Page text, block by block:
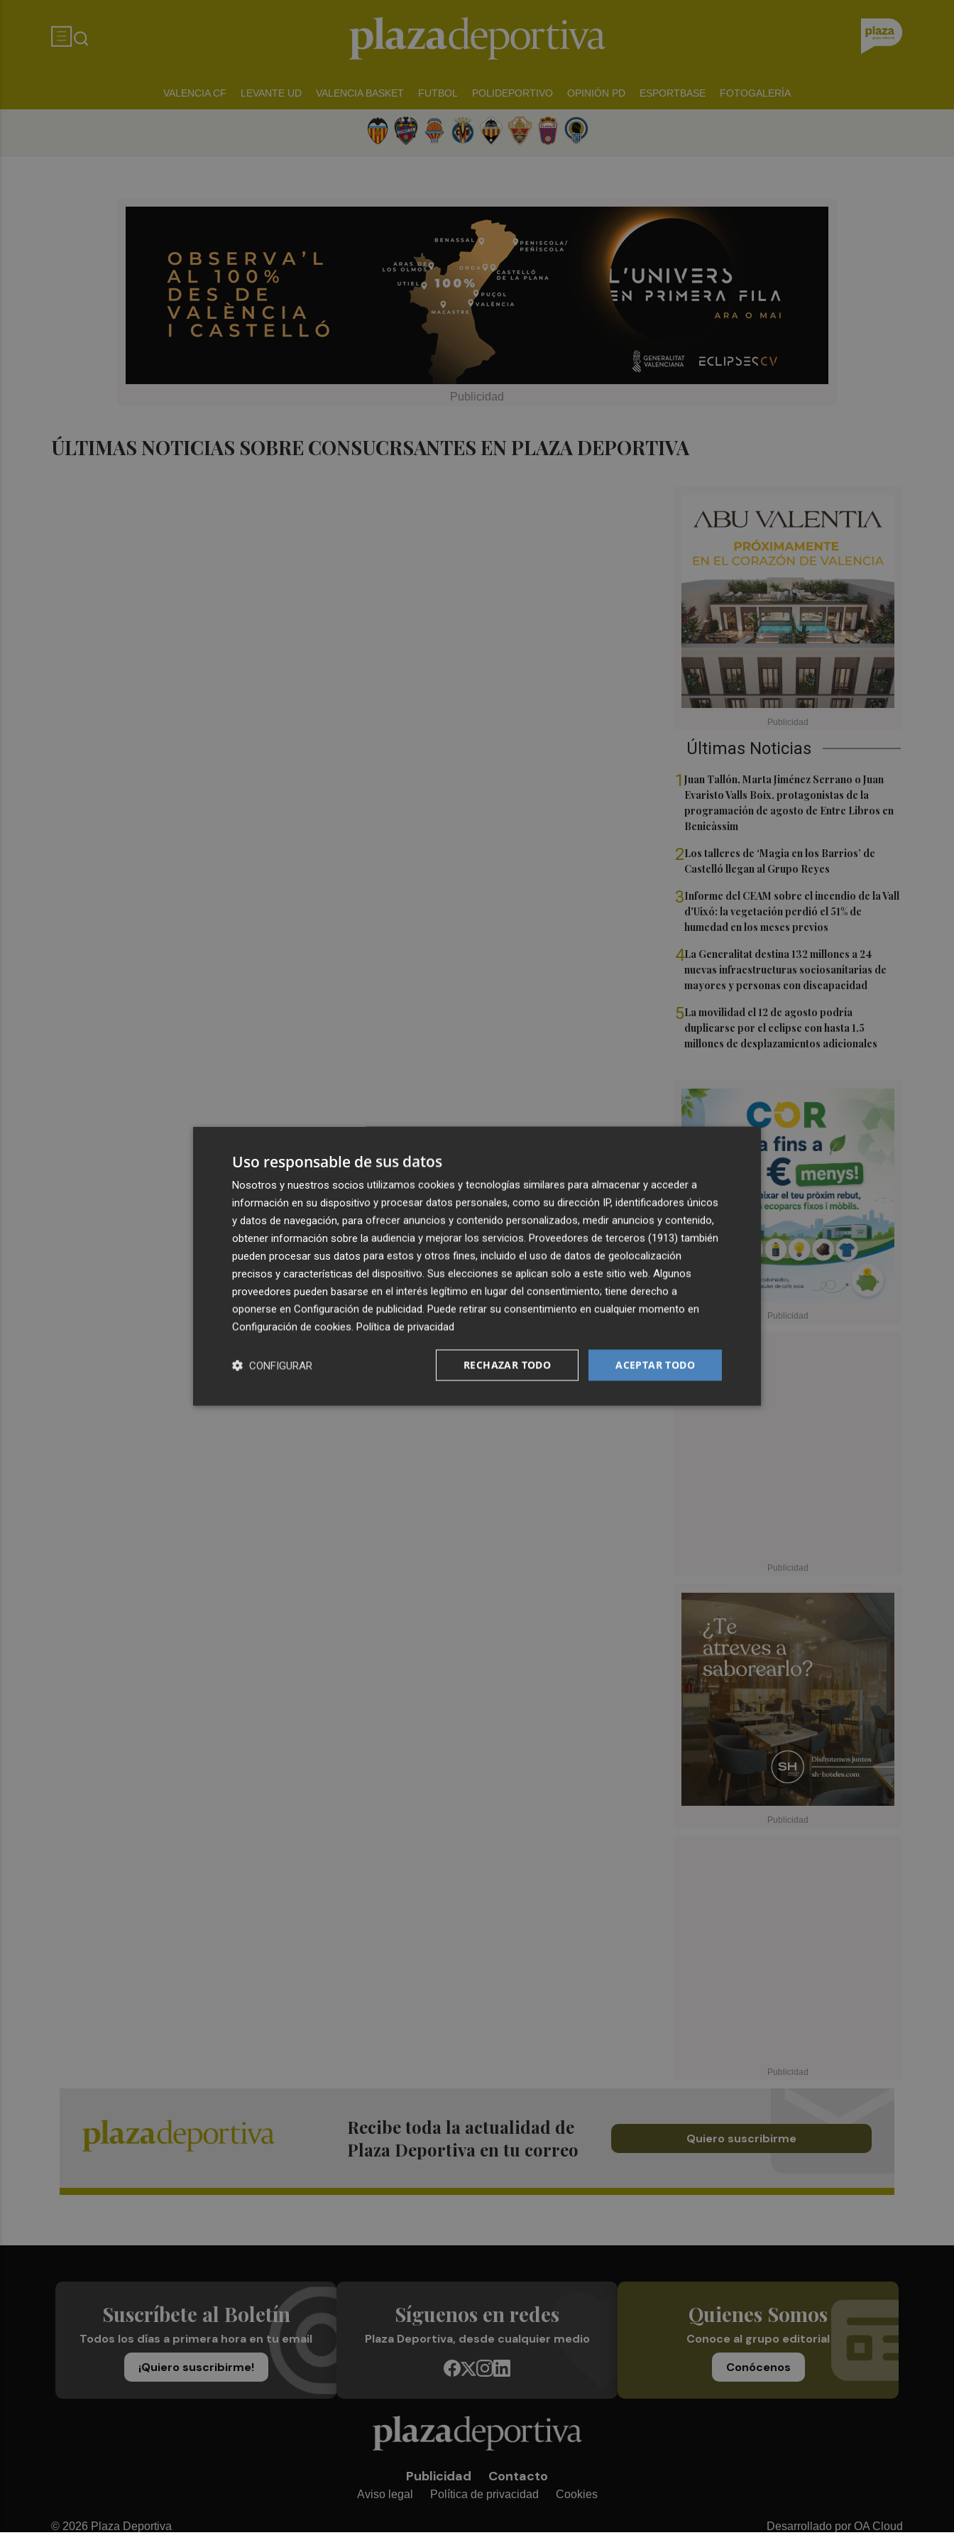
VALENCIA CF LEVANTE UD VALENCIA BASKET FUTBOL POLIDEPORTIVO OPINIÓN PD ESPORTBASE FOTOGALERÍA
ÚLTIMAS NOTICIAS SOBRE CONSUCRSANTES EN PLAZA DEPORTIVA
Últimas Noticias
1Juan Tallón, Marta Jiménez Serrano o Juan
Evaristo Valls Boix, protagonistas de la
programación de agosto de Entre Libros en
Benicàssim
2Los talleres de ‘Magia en los Barrios’ de
Castelló llegan al Grupo Reyes
3Informe del CEAM sobre el incendio de la Vall
d'Uixó: la vegetación perdió el 51% de
humedad en los meses previos
4La Generalitat destina 132 millones a 24
nuevas infraestructuras sociosanitarias de
mayores y personas con discapacidad
5La movilidad el 12 de agosto podría
duplicarse por el eclipse con hasta 1,5
millones de desplazamientos adicionales
Recibe toda la actualidad de
Plaza Deportiva en tu correo
Quiero suscribirme
Suscríbete al Boletín
Todos los días a primera hora en tu email
¡Quiero suscribirme!
Síguenos en redes
Plaza Deportiva, desde cualquier medio
Quienes Somos
Conoce al grupo editorial
Conócenos
Publicidad Contacto
Aviso legal Política de privacidad Cookies
© 2026 Plaza Deportiva Desarrollado por OA Cloud
Uso responsable de sus datos
Nosotros y nuestros socios utilizamos cookies y tecnologías similares para almacenar y acceder a
información en su dispositivo y procesar datos personales, como su dirección IP, identificadores únicos
y datos de navegación, para ofrecer anuncios y contenido personalizados, medir anuncios y contenido,
obtener información sobre la audiencia y mejorar los servicios. Proveedores de terceros (1913) también
pueden procesar sus datos para estos y otros fines, incluido el uso de datos de geolocalización
precisos y características del dispositivo. Sus elecciones se aplican solo a este sitio web. Algunos
proveedores pueden basarse en el interés legítimo en lugar del consentimiento; tiene derecho a
oponerse en Configuración de publicidad. Puede retirar su consentimiento en cualquier momento en
Configuración de cookies. Política de privacidad
ACEPTAR TODO
RECHAZAR TODO
CONFIGURAR